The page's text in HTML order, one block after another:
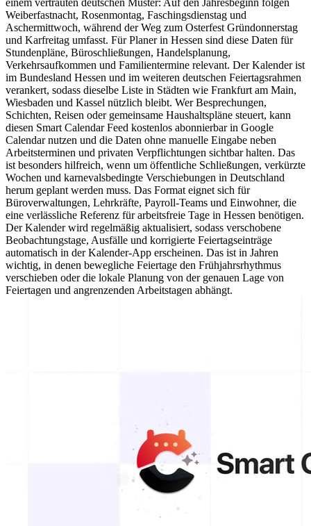
einem vertrauten deutschen Muster: Auf den Jahresbeginn folgen
Weiberfastnacht, Rosenmontag, Faschingsdienstag und
Aschermittwoch, während der Weg zum Osterfest Gründonnerstag
und Karfreitag umfasst. Für Planer in Hessen sind diese Daten für
Stundenpläne, Büroschließungen, Handelsplanung,
Verkehrsaufkommen und Familientermine relevant. Der Kalender ist
im Bundesland Hessen und im weiteren deutschen Feiertagsrahmen
verankert, sodass dieselbe Liste in Städten wie Frankfurt am Main,
Wiesbaden und Kassel nützlich bleibt. Wer Besprechungen,
Schichten, Reisen oder gemeinsame Haushaltspläne steuert, kann
diesen Smart Calendar Feed kostenlos abonnierbar in Google
Calendar nutzen und die Daten ohne manuelle Eingabe neben
Arbeitsterminen und privaten Verpflichtungen sichtbar halten. Das
ist besonders hilfreich, wenn um öffentliche Schließungen, verkürzte
Wochen und karnevalsbedingte Verschiebungen in Deutschland
herum geplant werden muss. Das Format eignet sich für
Büroverwaltungen, Lehrkräfte, Payroll-Teams und Einwohner, die
eine verlässliche Referenz für arbeitsfreie Tage in Hessen benötigen.
Der Kalender wird regelmäßig aktualisiert, sodass verschobene
Beobachtungstage, Ausfälle und korrigierte Feiertagseinträge
automatisch in der Kalender-App erscheinen. Das ist in Jahren
wichtig, in denen bewegliche Feiertage den Frühjahrsrhythmus
verschieben oder die lokale Planung von der genauen Lage von
Feiertagen und angrenzenden Arbeitstagen abhängt.